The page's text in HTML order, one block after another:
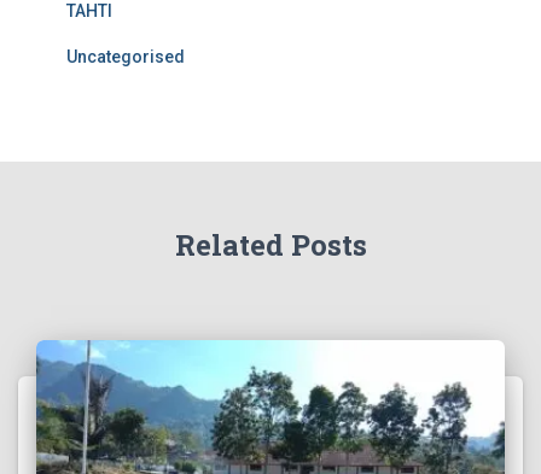
TAHTI
Uncategorised
Related Posts